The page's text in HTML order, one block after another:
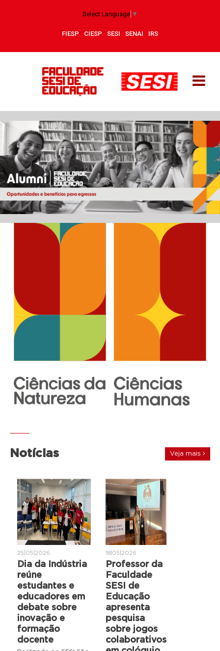
Select Language ▼
FIESP CIESP SESI SENAI IRS
Notícias Veja mais
25|05|2026
Dia da Indústria
reúne
estudantes e
educadores em
debate sobre
inovação e
formação
docente
18|05|2026
Professor da
Faculdade
SESI de
Educação
apresenta
pesquisa
sobre jogos
colaborativos